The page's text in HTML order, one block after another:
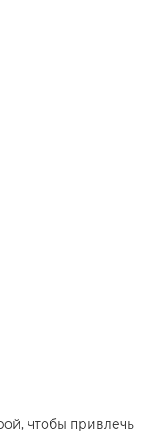
чтобы привлечь